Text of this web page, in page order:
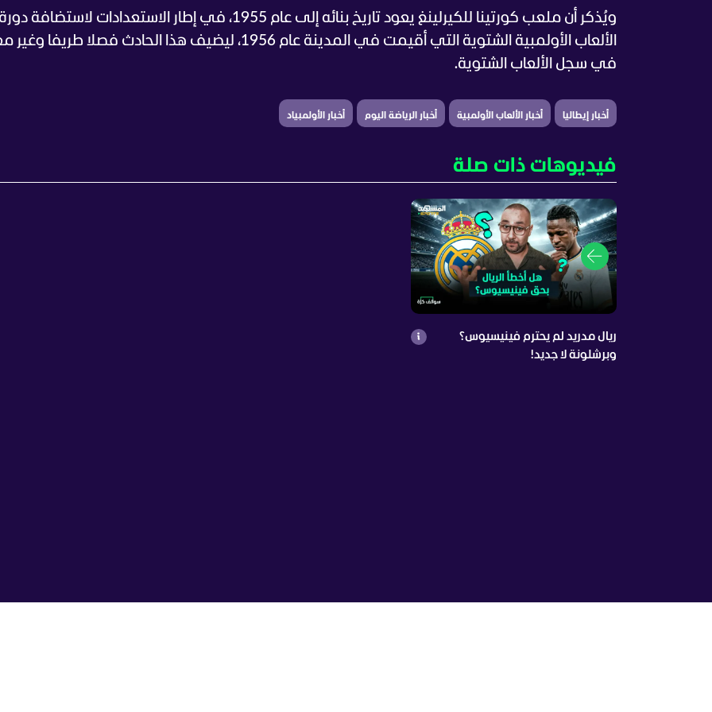
ويُذكر أن ملعب كورتينا للكيرلينغ يعود تاريخ بنائه إلى عام 1955، في إطار الاستعدادات لاستضافة
الألعاب الأولمبية الشتوية التي أقيمت في المدينة عام 1956، ليضيف هذا الحادث فصلا طريفا
في سجل الألعاب الشتوية.
أخبار إيطاليا أخبار الألعاب الأولمبية أخبار الرياضة اليوم أخبار الأولمبياد
فيديوهات ذات صلة
ريال مدريد لم يحترم فينيسيوس؟
وبرشلونة لا جديد!